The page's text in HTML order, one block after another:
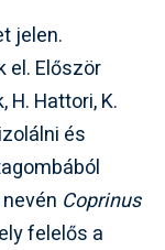
jelen.
el. Először
Hattori, K.
és
Coprinus
felelős a